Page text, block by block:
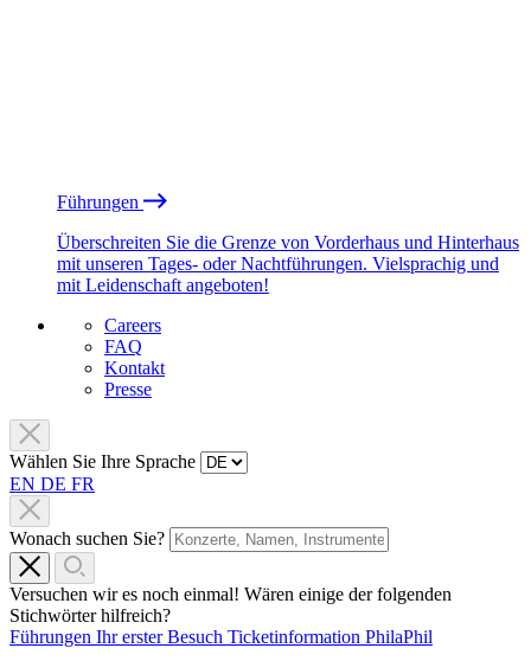
Führungen
Überschreiten Sie die Grenze von Vorderhaus und Hinterhaus
mit unseren Tages- oder Nachtführungen. Vielsprachig und
mit Leidenschaft angeboten!
Careers
FAQ
Kontakt
Presse
Wählen Sie Ihre Sprache
EN DE FR
Wonach suchen Sie?
Versuchen wir es noch einmal! Wären einige der folgenden
Stichwörter hilfreich?
Führungen Ihr erster Besuch Ticketinformation PhilaPhil